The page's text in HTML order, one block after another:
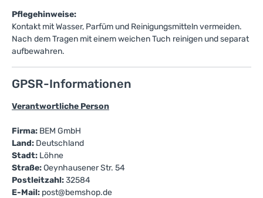
Pflegehinweise:
Kontakt mit Wasser, Parfüm und Reinigungsmitteln vermeiden.
Nach dem Tragen mit einem weichen Tuch reinigen und separat
aufbewahren.
GPSR-Informationen
Verantwortliche Person
Firma: BEM GmbH
Land: Deutschland
Stadt: Löhne
Straße:Oeynhausener Str. 54
Postleitzahl:32584
E-Mail: post@bemshop.de